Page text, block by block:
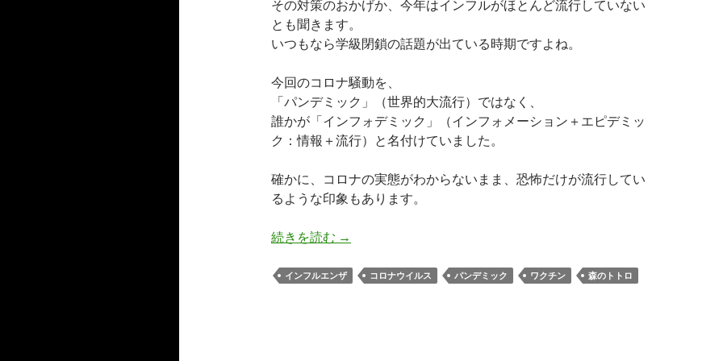
その対策のおかげか、今年はインフルがほとんど流行していない
とも聞きます。
いつもなら学級閉鎖の話題が出ている時期ですよね。
今回のコロナ騒動を、
「パンデミック」（世界的大流行）ではなく、
誰かが「インフォデミック」（インフォメーション＋エピデミッ
ク：情報＋流行）と名付けていました。
確かに、コロナの実態がわからないまま、恐怖だけが流行してい
るような印象もあります。
続きを読む コロナウイルスの「新型」という言葉を怖がらなくていい（2/23追
→
インフルエンザ コロナウイルス パンデミック ワクチン 森のトトロ